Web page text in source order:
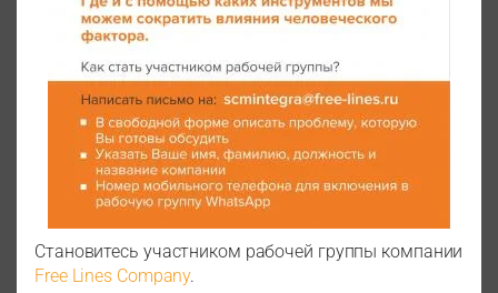
Становитесь участником рабочей группы компании
Free Lines Company.